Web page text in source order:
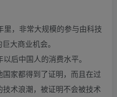
里，非常大规模的参与由科技
大商业机会。
后中国人的消费水平。
家都得到了证明，而且在过
术浪潮，被证明不会被技术